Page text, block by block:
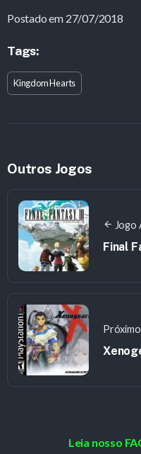
Postado em 27/07/2018
Tags:
Kingdom Hearts
Outros Jogos
Jogo
Final
Leia nosso